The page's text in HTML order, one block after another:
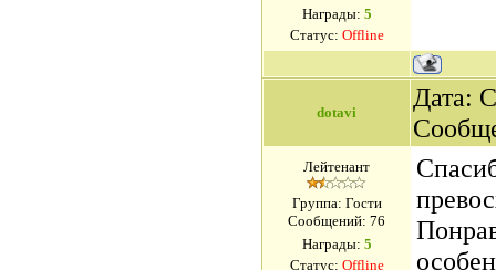
Награды: 5
Статус: Offline
dotavi
Дата:
Лейтенант
Группа: Гости
Сообщений: 76
Награды: 5
Статус: Offline